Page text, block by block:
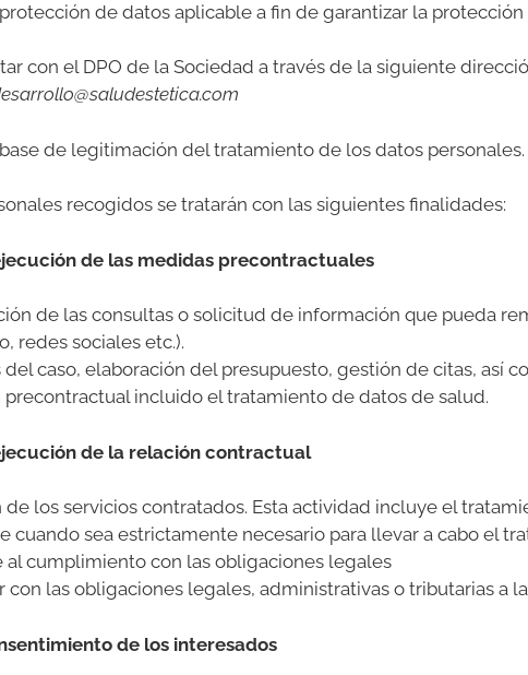
de datos aplicable a fin de garantizar la
con el DPO de la Sociedad a través de la siguiente
de legitimación del tratamiento de los datos personales.
recogidos se tratarán con las siguientes finalidades:
de las medidas precontractuales
de las consultas o solicitud de información que pueda
redes sociales etc.).
del caso, elaboración del presupuesto, gestión de citas, así
incluido el tratamiento de datos de salud.
de la relación contractual
de los servicios contratados. Esta actividad incluye el
cuando sea estrictamente necesario para llevar a cabo el
al cumplimiento con las obligaciones legales
con las obligaciones legales, administrativas o tributarias a
de los interesados